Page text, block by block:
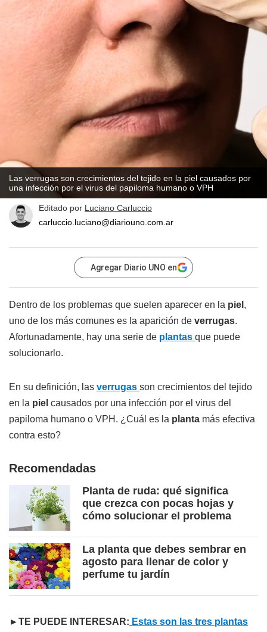
Las verrugas son crecimientos del tejido en la piel causados por
una infección por el virus del papiloma humano o VPH
Editado por Luciano Carluccio
carluccio.luciano@diariouno.com.ar
Agregar Diario UNO en
Dentro de los problemas que suelen aparecer en la piel ,
uno de los más comunes es la aparición de verrugas.
Afortunadamente, hay una serie de plantas que puede
solucionarlo.
En su definición, las verrugas son crecimientos del tejido
en la piel causados por una infección por el virus del
papiloma humano o VPH. ¿Cuál es la planta más efectiva
contra esto?
Recomendadas
Planta de ruda: qué significa
que crezca con pocas hojas y
cómo solucionar el problema
La planta que debes sembrar en
agosto para llenar de color y
perfume tu jardín
►TE PUEDE INTERESAR: Estas son las tres plantas